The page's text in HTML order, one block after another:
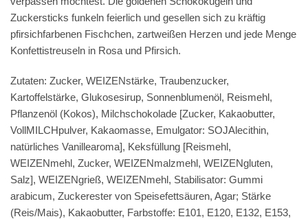
Zuckersticks funkeln feierlich und gesellen sich zu kräftig
pfirsichfarbenen Fischchen, zartweißen Herzen und jede Menge
Konfettistreuseln in Rosa und Pfirsich.
Zutaten: Zucker, WEIZENstärke, Traubenzucker,
Kartoffelstärke, Glukosesirup, Sonnenblumenöl, Reismehl,
Pflanzenöl (Kokos), Milchschokolade [Zucker, Kakaobutter,
VollMILCHpulver, Kakaomasse, Emulgator: SOJAlecithin,
natürliches Vanillearoma], Keksfüllung [Reismehl,
WEIZENmehl, Zucker, WEIZENmalzmehl, WEIZENgluten,
Salz], WEIZENgrieß, WEIZENmehl, Stabilisator: Gummi
arabicum, Zuckerester von Speisefettsäuren, Agar; Stärke
(Reis/Mais), Kakaobutter, Farbstoffe: E101, E120, E132, E153,